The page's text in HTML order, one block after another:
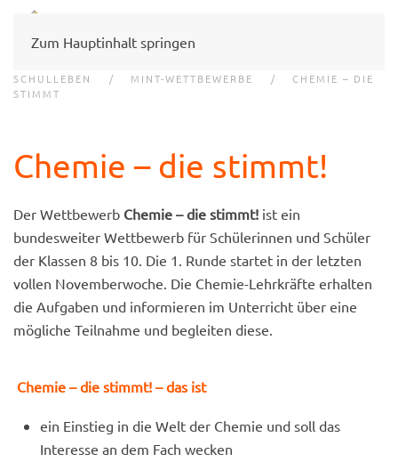
Zum Hauptinhalt springen
SCHULLEBEN MINT-WETTBEWERBE
CHEMIE – DIE
STIMMT
Chemie – die stimmt!
Der Wettbewerb Chemie – die stimmt! ist ein
bundesweiter Wettbewerb für Schülerinnen und Schüler
der Klassen 8 bis 10. Die 1. Runde startet in der letzten
vollen Novemberwoche. Die Chemie-Lehrkräfte erhalten
die Aufgaben und informieren im Unterricht über eine
mögliche Teilnahme und begleiten diese.
Chemie – die stimmt! – das ist
ein Einstieg in die Welt der Chemie und soll das
Interesse an dem Fach wecken